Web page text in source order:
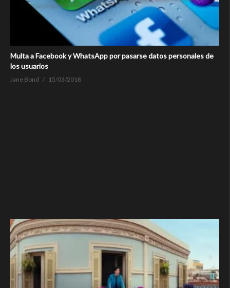
Multa a Facebook y WhatsApp por pasarse datos personales de
los usuarios
Jane Bond 15/03/2018